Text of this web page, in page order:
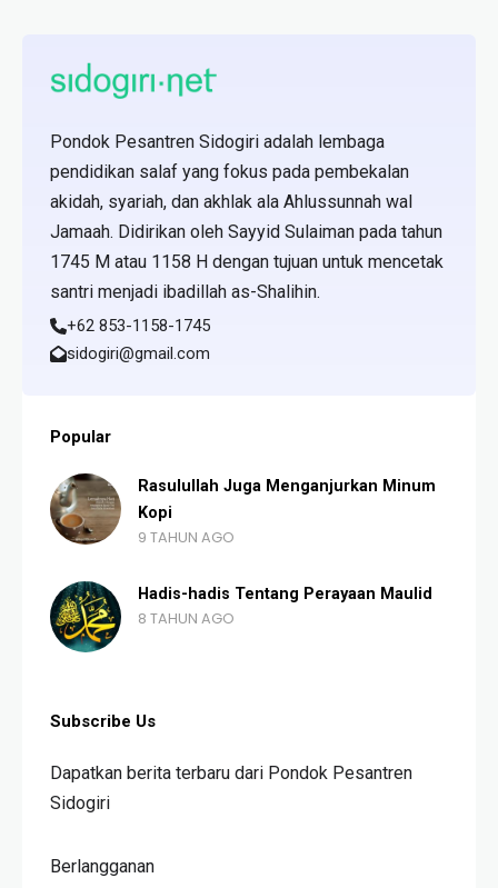
Pondok Pesantren Sidogiri adalah lembaga
pendidikan salaf yang fokus pada pembekalan
akidah, syariah, dan akhlak ala Ahlussunnah wal
Jamaah. Didirikan oleh Sayyid Sulaiman pada tahun
1745 M atau 1158 H dengan tujuan untuk mencetak
santri menjadi ibadillah as-Shalihin.
+62 853-1158-1745
sidogiri@gmail.com
Popular
Rasulullah Juga Menganjurkan Minum
Kopi
9 TAHUN AGO
Hadis-hadis Tentang Perayaan Maulid
8 TAHUN AGO
Subscribe Us
Dapatkan berita terbaru dari Pondok Pesantren
Sidogiri
Berlangganan